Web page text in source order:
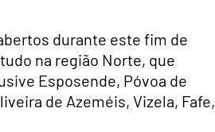
durante este fim de
na região Norte, que
Esposende, Póvoa de
de Azeméis, Vizela, Fafe,